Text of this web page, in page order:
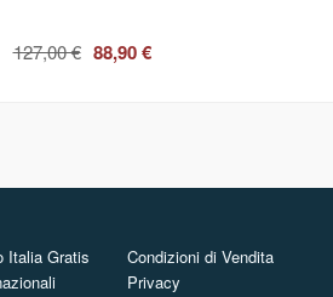
127,00 € 88,90 €
Italia Gratis
Condizioni di Vendita
Privacy